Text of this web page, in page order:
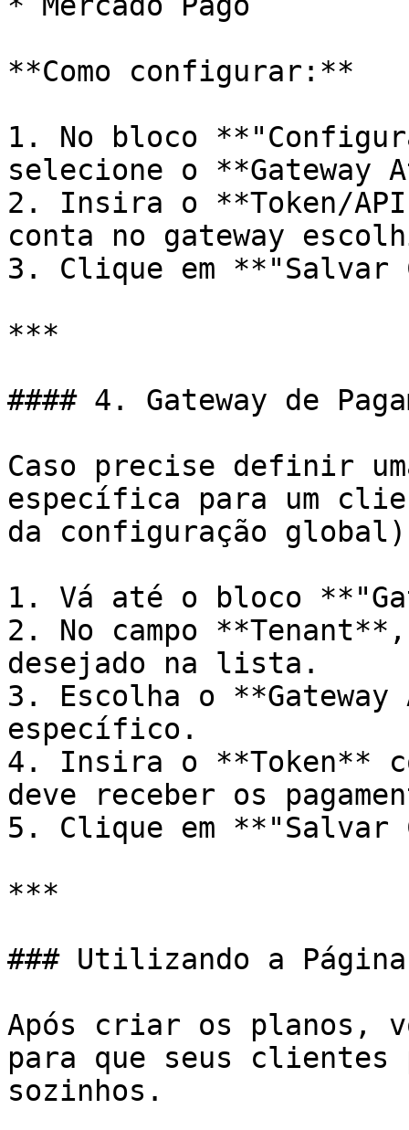
**Como configurar:**
1. No bloco
selecione o **Gateway
2. Insira o **Token/
conta no gateway
3. Clique em **"Salvar
***
#### 4. Gateway de
Caso precise definir
específica para um
da configuração
1. Vá até o bloco
2. No campo
desejado na lista.
3. Escolha o
específico.
4. Insira o **Token**
deve receber os
5. Clique em **"Salvar
***
### Utilizando a
Após criar os planos,
para que seus clientes
sozinhos.